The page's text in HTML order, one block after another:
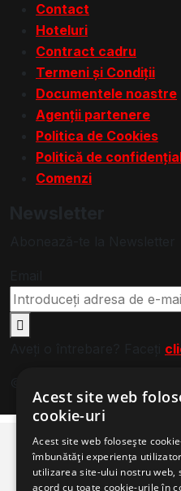
Contact
Hoteluri
Contract cadru
Termeni și Condiții
Documentele noastre
Agenții partenere
Politica de Cookies
Politică de
Comenzi
© 2024. Toate drepturile
Login Register
Sign in to
Acest site web
cookie-uri
Acest site web folosește
îmbunătăți experiența
utilizarea site-ului nostru web,
acord cu toate cookie-urile în